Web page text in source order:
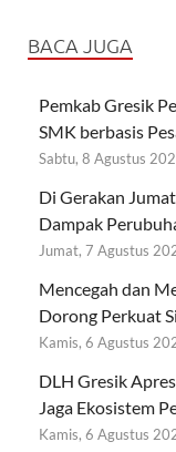
BACA JUGA
Pemkab Gresik
SMK berbasis
Sabtu, 8 Agustus
Di Gerakan
Dampak
Jumat, 7 Agustus
Mencegah dan
Dorong Perkuat
Kamis, 6 Agustus
DLH Gresik
Jaga Ekosistem
Kamis, 6 Agustus